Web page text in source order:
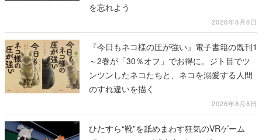
を忘れよう
2026年8月8日
『今日もネコ様の圧が強い』電子書籍の既刊1
～2巻が「30％オフ」でお得に。ジト目でツ
ンツンしたネコたちと、ネコを溺愛する人間
のすれ違いを描く
2026年8月8日
ひたすら“靴”を舐めまわす狂気のVRゲーム